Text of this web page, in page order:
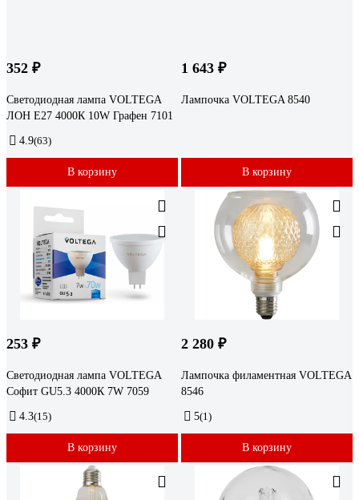
352 ₽
Светодиодная лампа VOLTEGA
ЛОН Е27 4000К 10W Графен 7101
4.9(63)
В корзину
1 643 ₽
Лампочка VOLTEGA 8540
В корзину
253 ₽
Светодиодная лампа VOLTEGA
Софит GU5.3 4000К 7W 7059
4.3(15)
В корзину
2 280 ₽
Лампочка филаментная VOLTEGA
8546
5(1)
В корзину